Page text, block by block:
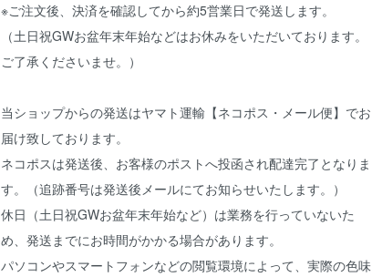
※ご注文後、決済を確認してから約5営業日で発送します。
（土日祝GWお盆年末年始などはお休みをいただいております。
ご了承くださいませ。）
当ショップからの発送はヤマト運輸【ネコポス・メール便】でお
届け致しております。
ネコポスは発送後、お客様のポストへ投函され配達完了となりま
す。（追跡番号は発送後メールにてお知らせいたします。）
休日（土日祝GWお盆年末年始など）は業務を行っていないた
め、発送までにお時間がかかる場合があります。
パソコンやスマートフォンなどの閲覧環境によって、実際の色味